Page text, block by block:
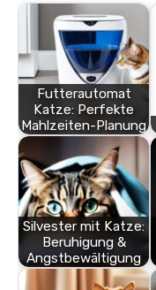
Futterautomat
Katze: Perfekte
Mahlzeiten-Planung
Silvester mit Katze:
Beruhigung &
Angstbewältigung